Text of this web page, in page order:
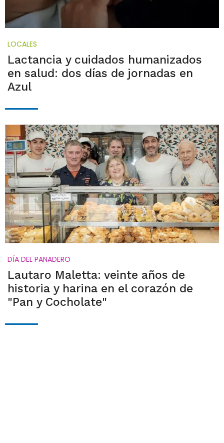
LOCALES
Lactancia y cuidados humanizados
en salud: dos días de jornadas en
Azul
DÍA DEL PANADERO
Lautaro Maletta: veinte años de
historia y harina en el corazón de
"Pan y Cocholate"